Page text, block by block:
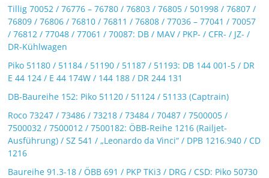
Tillig 70052 / 76776 – 76780 / 76803 / 76805 / 501998 / 76807 /
76809 / 76806 / 76810 / 76811 / 76808 / 77036 – 77041 / 70057
/ 76812 / 77048 / 77061 / 70087: DB / MAV / PKP- / CFR- / JZ- /
DR-Kühlwagen
Piko 51180 / 51184 / 51190 / 51187 / 51193: DB 144 001-5 / DR
E 44 124 / E 44 174W / 144 188 / DR 244 131
DB-Baureihe 152: Piko 51120 / 51124 / 51133 (Captrain)
Roco 73247 / 73486 / 73218 / 73484 / 70487 / 7500005 /
7500032 / 7500012 / 7500182: ÖBB-Reihe 1216 (Railjet-
Ausführung) / SZ 541 / „Leonardo da Vinci“ / DPB 1216.940 / CD
1216
Baureihe 91.3-18 / ÖBB 691 / PKP TKi3 / DRG / CSD: Piko 50730